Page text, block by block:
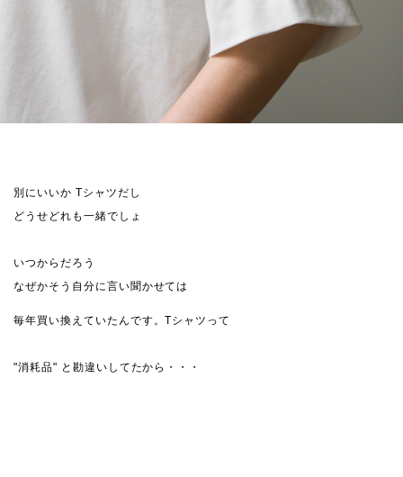
別にいいか Tシャツだし
どうせどれも一緒でしょ
いつからだろう
なぜかそう自分に言い聞かせては
毎年買い換えていたんです。Tシャツって
"消耗品" と勘違いしてたから・・・